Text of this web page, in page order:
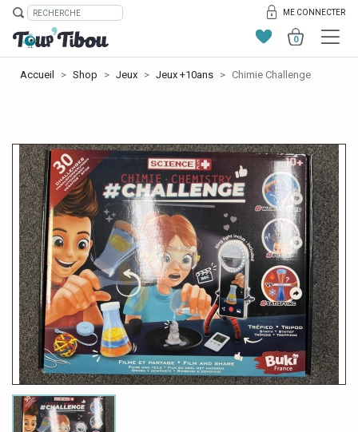
ME CONNECTER
0
Accueil Shop Jeux Jeux +10ans Chimie Challenge